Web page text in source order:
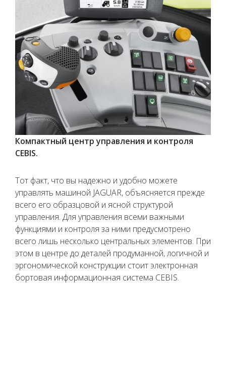
Компактный центр управления и контроля
CEBIS.
Тот факт, что вы надежно и удобно можете
управлять машиной JAGUAR, объясняется прежде
всего его образцовой и ясной структурой
управления. Для управления всеми важными
функциями и контроля за ними предусмотрено
всего лишь несколько центральных элементов. При
этом в центре до деталей продуманной, логичной и
эргономической конструкции стоит электронная
бортовая информационная система CEBIS.